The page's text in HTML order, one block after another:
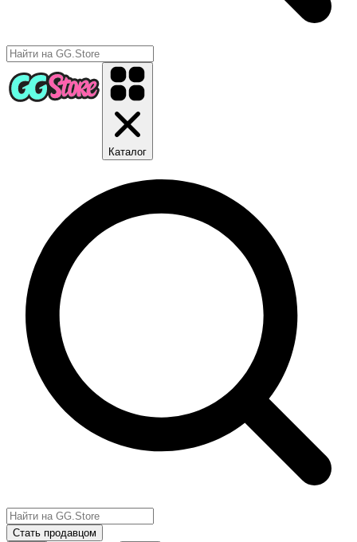
Каталог
Стать продавцом